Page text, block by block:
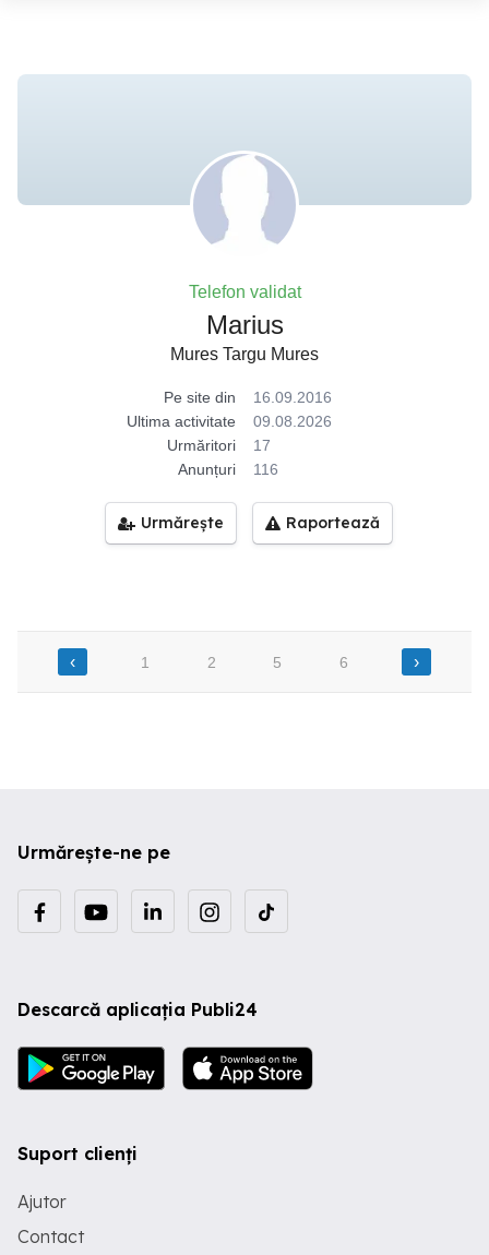
Telefon validat
Marius
Mures Targu Mures
Pe site din
16.09.2016
Ultima activitate
09.08.2026
Urmăritori
17
Anunțuri
116
Urmărește Raportează
‹ 1 2 5 6 ›
Urmărește-ne pe
Descarcă aplicația Publi24
Suport clienți
Ajutor
Contact